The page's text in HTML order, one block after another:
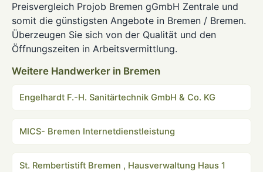
Preisvergleich Projob Bremen gGmbH Zentrale und
somit die günstigsten Angebote in Bremen / Bremen.
Überzeugen Sie sich von der Qualität und den
Öffnungszeiten in Arbeitsvermittlung.
Weitere Handwerker in Bremen
Engelhardt F.-H. Sanitärtechnik GmbH & Co. KG
MICS- Bremen Internetdienstleistung
St. Rembertistift Bremen , Hausverwaltung Haus 1